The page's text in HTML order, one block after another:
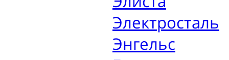
Электросталь
Энгельс